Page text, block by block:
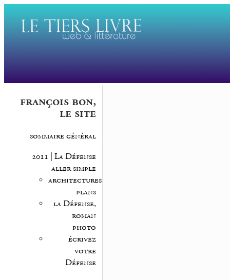
françois bon,
le site
sommaire général
2011 | La Défense
aller simple
architectures,
plans
la Défense,
roman
photo
écrivez
votre
Défense